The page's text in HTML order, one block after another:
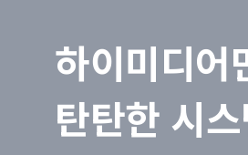
하이미디어
탄탄한 시